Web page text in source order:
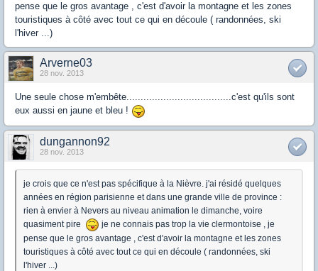
pense que le gros avantage , c'est d'avoir la montagne et les zones
touristiques à côté avec tout ce qui en découle ( randonnées, ski
l'hiver ...)
Arverne03
28 nov. 2013
Une seule chose m'embête.....................................c'est qu'ils sont
eux aussi en jaune et bleu !
dungannon92
28 nov. 2013
je crois que ce n'est pas spécifique à la Nièvre. j'ai résidé quelques
années en région parisienne et dans une grande ville de province :
rien à envier à Nevers au niveau animation le dimanche, voire
quasiment pire
je ne connais pas trop la vie clermontoise , je
pense que le gros avantage , c'est d'avoir la montagne et les zones
touristiques à côté avec tout ce qui en découle ( randonnées, ski
l'hiver ...)